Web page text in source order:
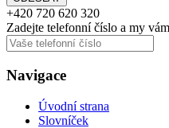
+420 720 620 320
Zadejte telefonní číslo a my vám
Navigace
Úvodní strana
Slovníček